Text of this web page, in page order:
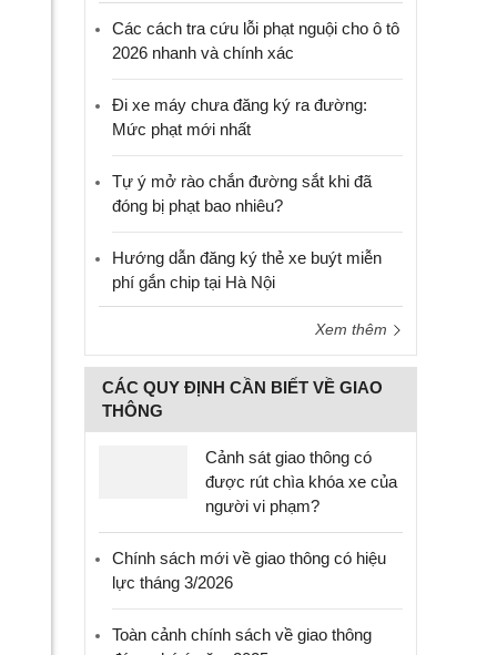
Các cách tra cứu lỗi phạt nguội cho ô tô
2026 nhanh và chính xác
Đi xe máy chưa đăng ký ra đường:
Mức phạt mới nhất
Tự ý mở rào chắn đường sắt khi đã
đóng bị phạt bao nhiêu?
Hướng dẫn đăng ký thẻ xe buýt miễn
phí gắn chip tại Hà Nội
Xem thêm
CÁC QUY ĐỊNH CẦN BIẾT VỀ GIAO
THÔNG
Cảnh sát giao thông có
được rút chìa khóa xe của
người vi phạm?
Chính sách mới về giao thông có hiệu
lực tháng 3/2026
Toàn cảnh chính sách về giao thông